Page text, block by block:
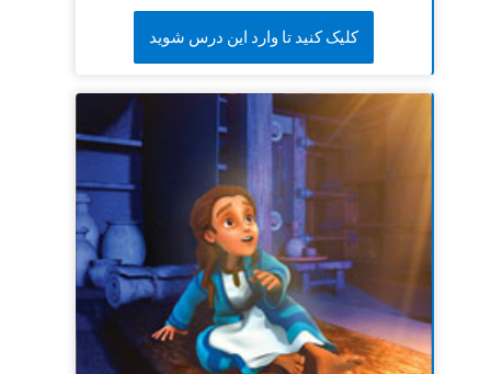
នេហេមា៨: ១០ខ
សាក្សី អំពីរបៀបដែលស្តេចសូលព្យាយាមសម្លាប់គាត់ដោយការ
ច្រណែននិងរកឃើញមូលហេតុដែលដាវីឌនឹងមិនសងសឹក
ទោះបីគាត់មានឱកាសដ៏ល្អក៏ដោយ។ ក្មេងៗដឹងថាកំហឹងនិងការ
សងសឹកមិនអាចសម្រេចគោលបំណងរបស់ព្រះបានទេ។ * ត្រូវ
ប្រាកដថាបានមើលវីដេអូរឿងព្រះគម្ពីរជាមុនសម្រាប់វគ្គសិក្សា
នេះព្រោះរូបភាពខ្លះអាចចាប់អារម្មណ៍ខ្លាំងសម្រាប់ក្មេងៗ។
សង្ខេបនិមិត្ត គឺមិនសូវជាខ្លាំងទេ។ ដូចគ្នានេះផងដែរសូមពិនិត្យ
មើលប្រវត្តិនៃព្រះគម្ពីរនិងវីដេអូសញ្ញាសម្គាល់។
មេរៀនទី ១៖ គ្មានកន្លែងសម្រាប់ភាពច្រណែនទេ
សេចក្តីពិតវិសេស៖ខ្ញុំនឹងមិនច្រណែននឹងអ្នកដទៃទេ។
SuperVerse៖ដ្បិត​កន្លែង​ណា​ដែល​មាន​សេចក្ដី​ច្រណែន នឹង​
សេចក្ដី​គំនុំ នោះ​ក៏​មាន​វឹក​វរ នឹង​សេចក្ដី​អាក្រក់​គ្រប់​យ៉ាង​ដែរ។
យ៉ាកុប ៣:១៦
کلیک کنید تا وارد این درس شوید